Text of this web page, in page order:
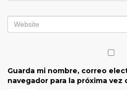
Guarda mi nombre, correo
navegador para la próxima vez